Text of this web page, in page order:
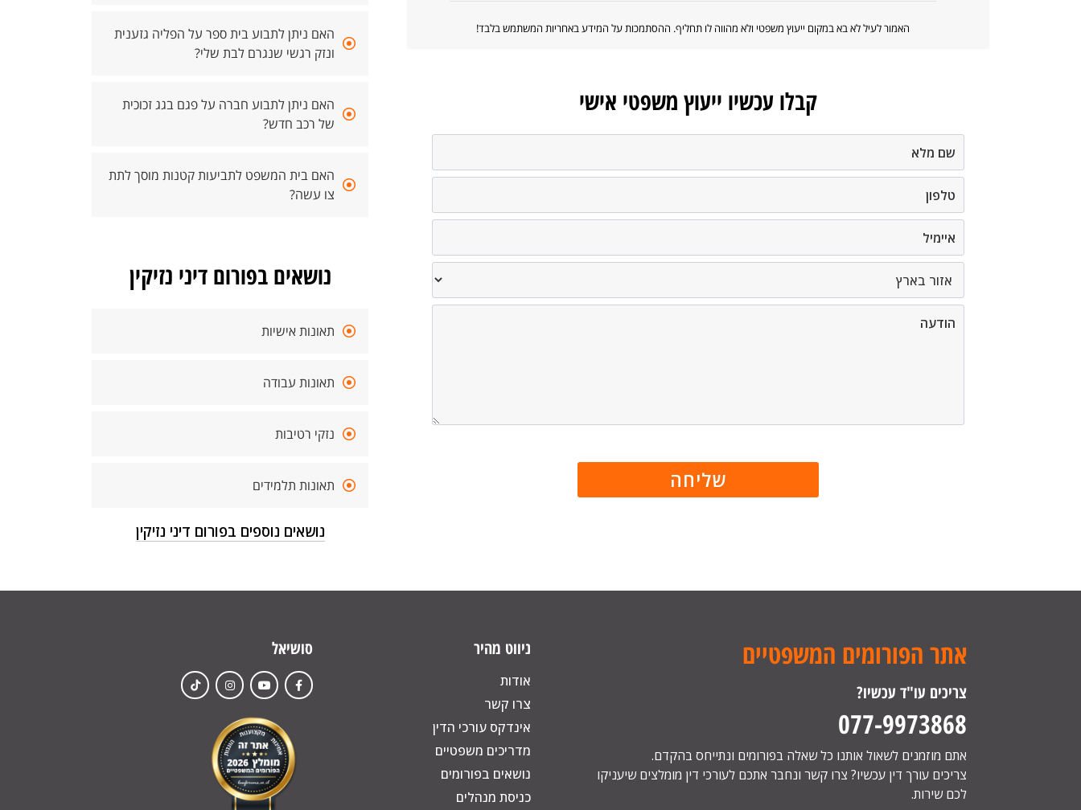
האמור לעיל לא בא במקום ייעוץ משפטי ולא מהווה לו תחליף. ההסתמכות על המידע באחריות המשתמש בלבד!
קבלו עכשיו ייעוץ משפטי אישי
האם ניתן לתבוע בית ספר על הפליה גזענית
ונזק רגשי שנגרם לבת שלי?
האם ניתן לתבוע חברה על פגם בגג זכוכית
של רכב חדש?
האם בית המשפט לתביעות קטנות מוסך לתת
צו עשה?
נושאים בפורום דיני נזיקין
תאונות אישיות
תאונות עבודה
נזקי רטיבות
תאונות תלמידים
נושאים נוספים בפורום דיני נזיקין
אתר הפורומים המשפטיים
צריכים עו"ד עכשיו?
077-9973868
אתם מוזמנים לשאול אותנו כל שאלה בפורומים ונתייחס בהקדם.
צריכים עורך דין עכשיו? צרו קשר ונחבר אתכם לעורכי דין מומלצים שיעניקו
לכם שירות.
ניווט מהיר
אודות
צרו קשר
אינדקס עורכי הדין
מדריכים משפטיים
נושאים בפורומים
כניסת מנהלים
סושיאל